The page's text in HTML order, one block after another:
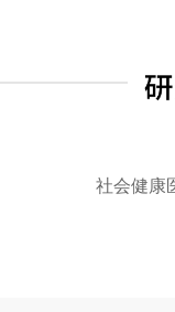
社会健康